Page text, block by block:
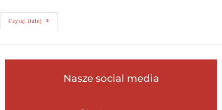
Czytaj Dalej
Nasze social media